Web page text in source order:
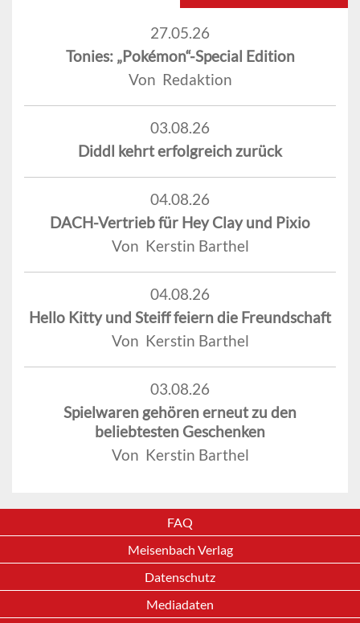
27.05.26
Tonies: „Pokémon“-Special Edition
Von Redaktion
03.08.26
Diddl kehrt erfolgreich zurück
04.08.26
DACH-Vertrieb für Hey Clay und Pixio
Von Kerstin Barthel
04.08.26
Hello Kitty und Steiff feiern die Freundschaft
Von Kerstin Barthel
03.08.26
Spielwaren gehören erneut zu den
beliebtesten Geschenken
Von Kerstin Barthel
FAQ
Meisenbach Verlag
Datenschutz
Mediadaten